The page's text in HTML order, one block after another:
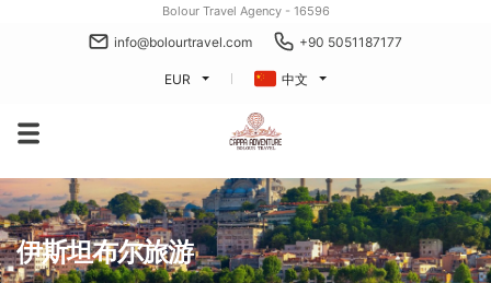
Bolour Travel Agency - 16596
info@bolourtravel.com +90 5051187177
EUR 中文
伊斯坦布尔旅游